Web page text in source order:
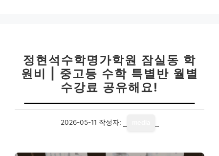
정현석수학명가학원 잠실동 학
원비 | 중고등 수학 특별반 월별
수강료 공유해요!
2026-05-11 작성자: